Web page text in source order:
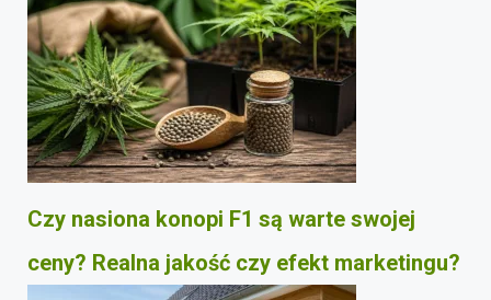
Czy nasiona konopi F1 są warte swojej
ceny? Realna jakość czy efekt marketingu?